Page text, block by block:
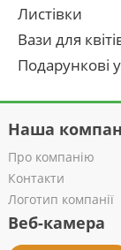
Листівки
Вази для
Подарункові
Наша
Про компанію
Контакти
Логотип компанії
Веб-камера